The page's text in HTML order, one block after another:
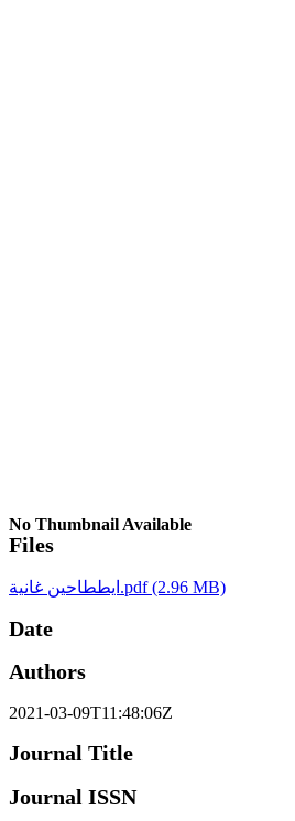
No Thumbnail Available
Files
ايططاحين غانية.pdf(2.96 MB)
Date
Authors
2021-03-09T11:48:06Z
Journal Title
Journal ISSN